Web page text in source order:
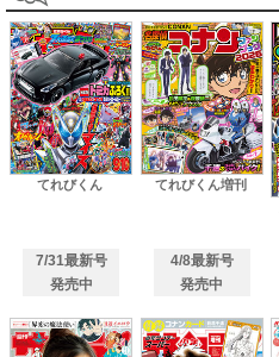
てれびくん
7/31最新号
発売中
てれびくん増刊
4/8最新号
発売中